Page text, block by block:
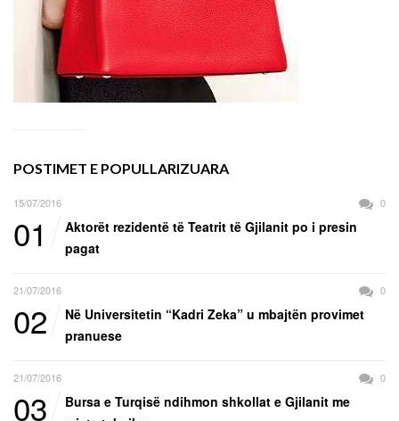
POSTIMET E POPULLARIZUARA
15/07/2016 0
01
Aktorët rezidentë të Teatrit të Gjilanit po i presin
pagat
21/07/2016 0
02
Në Universitetin “Kadri Zeka” u mbajtën provimet
pranuese
21/07/2016 0
03
Bursa e Turqisë ndihmon shkollat e Gjilanit me